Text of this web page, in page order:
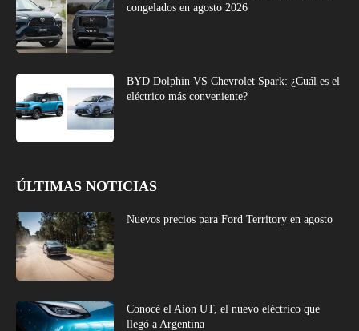
congelados en agosto 2026
BYD Dolphin VS Chevrolet Spark: ¿Cuál es el
eléctrico más conveniente?
ÚLTIMAS NOTICIAS
Nuevos precios para Ford Territory en agosto
Conocé el Aion UT, el nuevo eléctrico que
llegó a Argentina